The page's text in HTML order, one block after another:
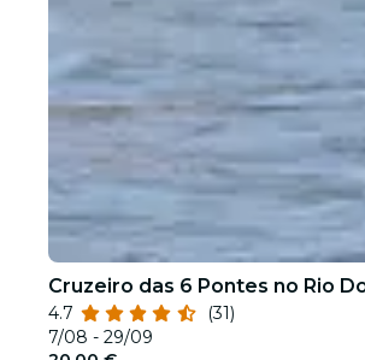
Cruzeiro das 6 Pontes no Rio
4.7
(31)
7/08 - 29/09